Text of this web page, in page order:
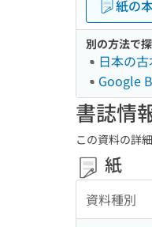
紙の
別の方法で
日本の
Google
書誌情
この資料の詳
紙
資料種別